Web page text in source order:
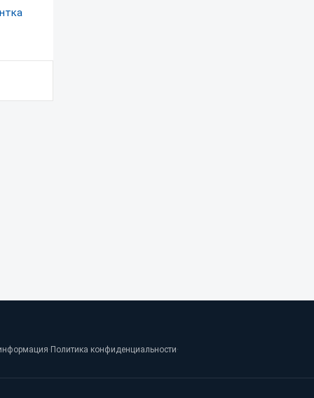
· Политика конфиденциальности·